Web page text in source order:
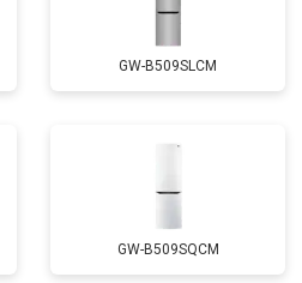
GW-B509SLCM
GW-B509SQCM